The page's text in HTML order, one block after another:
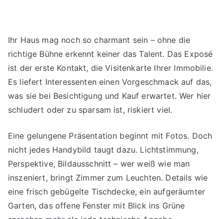
Ihr Haus mag noch so charmant sein – ohne die
richtige Bühne erkennt keiner das Talent. Das Exposé
ist der erste Kontakt, die Visitenkarte Ihrer Immobilie.
Es liefert Interessenten einen Vorgeschmack auf das,
was sie bei Besichtigung und Kauf erwartet. Wer hier
schludert oder zu sparsam ist, riskiert viel.
Eine gelungene Präsentation beginnt mit Fotos. Doch
nicht jedes Handybild taugt dazu. Lichtstimmung,
Perspektive, Bildausschnitt – wer weiß wie man
inszeniert, bringt Zimmer zum Leuchten. Details wie
eine frisch gebügelte Tischdecke, ein aufgeräumter
Garten, das offene Fenster mit Blick ins Grüne